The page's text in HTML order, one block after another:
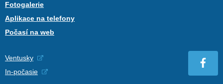
Fotogalerie
Aplikace na telefony
Počasí na web
Ventusky
In-počasie